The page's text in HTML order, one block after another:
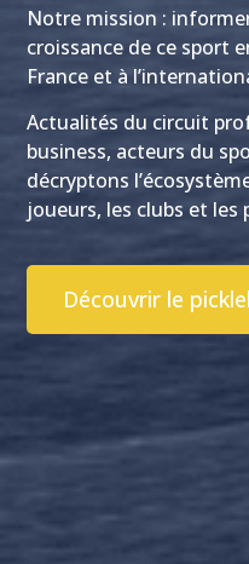
Notre mission :
croissance de ce sport
France et à
Actualités du circuit
business, acteurs du
décryptons
joueurs, les clubs et les
Découvrir le